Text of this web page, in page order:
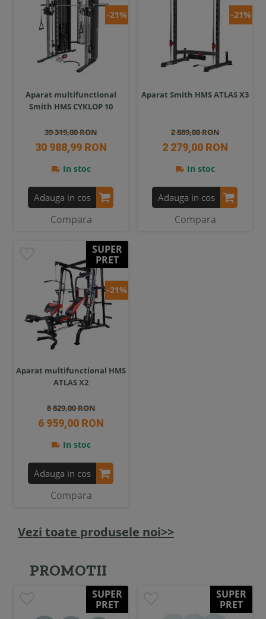
-21%
Aparat multifunctional
Smith HMS CYKLOP 10
39 319,00 RON
30 988,99 RON
In stoc
Adauga in cos
Compara
-21%
Aparat Smith HMS ATLAS X3
2 889,00 RON
2 279,00 RON
In stoc
Adauga in cos
Compara
SUPER
PRET
-21%
Aparat multifunctional HMS
ATLAS X2
8 829,00 RON
6 959,00 RON
In stoc
Adauga in cos
Compara
Vezi toate produsele noi>>
PROMOTII
SUPER
PRET
SUPER
PRET